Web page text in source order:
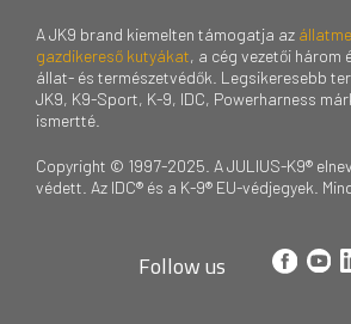
A JK9 brand kiemelten támogatja az
gazdikereső kutyákat, a cég vezetői három
állat- és természetvédők. Legsikeresebb
JK9, K9-Sport, K-9, IDC, Powerharness
ismertté.
Copyright © 1997-2025. A JULIUS-K9®
védett. Az IDC® és a K-9® EU-védjegyek.
Follow us